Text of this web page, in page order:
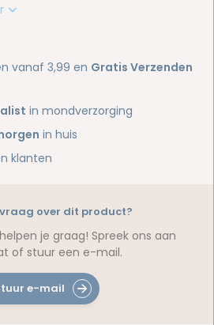
vanaf 3,99 en Gratis Verzenden
in mondverzorging
in huis
klanten
vraag over dit product?
je graag! Spreek ons aan
of stuur een e-mail.
e-mail